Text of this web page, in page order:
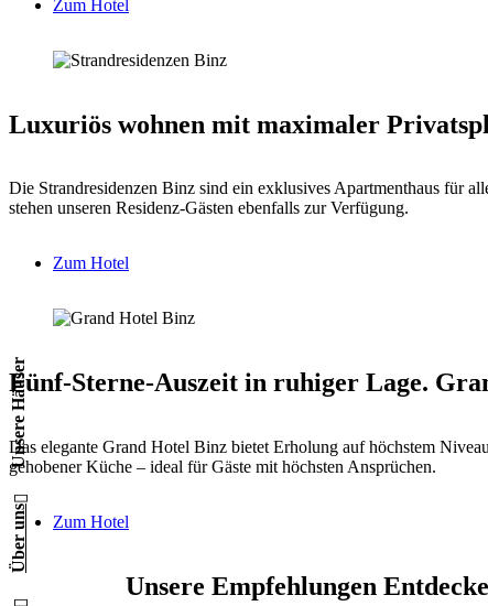
Zum Hotel
Luxuriös wohnen mit maximaler
Die Strandresidenzen Binz sind ein exklusives Apartmenthaus für
stehen unseren Residenz-Gästen ebenfalls zur Verfügung.
Zum Hotel
Fünf-Sterne-Auszeit in ruhiger Lage.
Das elegante Grand Hotel Binz bietet Erholung auf höchstem
gehobener Küche – ideal für Gäste mit höchsten Ansprüchen.
Zum Hotel
Unsere Empfehlungen
Über uns
Unsere Häuser